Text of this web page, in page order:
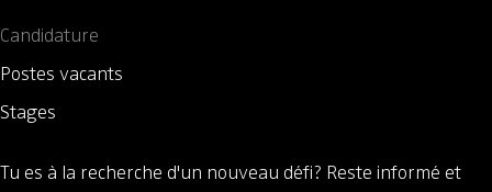
Candidature
Postes vacants
Stages
Tu es à la recherche d'un nouveau défi? Reste informé et